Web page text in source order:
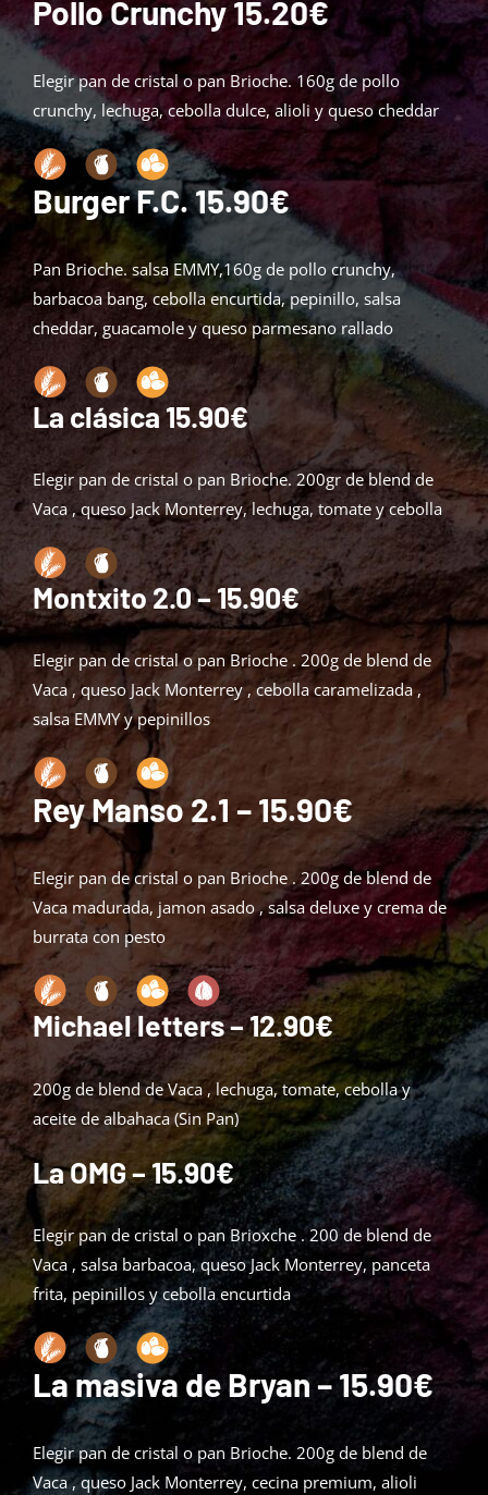
Pollo Crunchy 15.20€
Elegir pan de cristal o pan Brioche. 160g de pollo
crunchy, lechuga, cebolla dulce, alioli y queso cheddar
Burger F.C. 15.90€
Pan Brioche. salsa EMMY,160g de pollo crunchy,
barbacoa bang, cebolla encurtida, pepinillo, salsa
cheddar, guacamole y queso parmesano rallado
La clásica 15.90€
Elegir pan de cristal o pan Brioche. 200gr de blend de
Vaca , queso Jack Monterrey, lechuga, tomate y cebolla
Montxito 2.0 – 15.90€
Elegir pan de cristal o pan Brioche . 200g de blend de
Vaca , queso Jack Monterrey , cebolla caramelizada ,
salsa EMMY y pepinillos
Rey Manso 2.1 – 15.90€
Elegir pan de cristal o pan Brioche . 200g de blend de
Vaca madurada, jamon asado , salsa deluxe y crema de
burrata con pesto
Michael letters– 12.90€
200g de blend de Vaca , lechuga, tomate, cebolla y
aceite de albahaca (Sin Pan)
La OMG – 15.90€
Elegir pan de cristal o pan Brioxche . 200 de blend de
Vaca , salsa barbacoa, queso Jack Monterrey, panceta
frita, pepinillos y cebolla encurtida
La masiva de Bryan– 15.90€
Elegir pan de cristal o pan Brioche. 200g de blend de
Vaca , queso Jack Monterrey, cecina premium, alioli